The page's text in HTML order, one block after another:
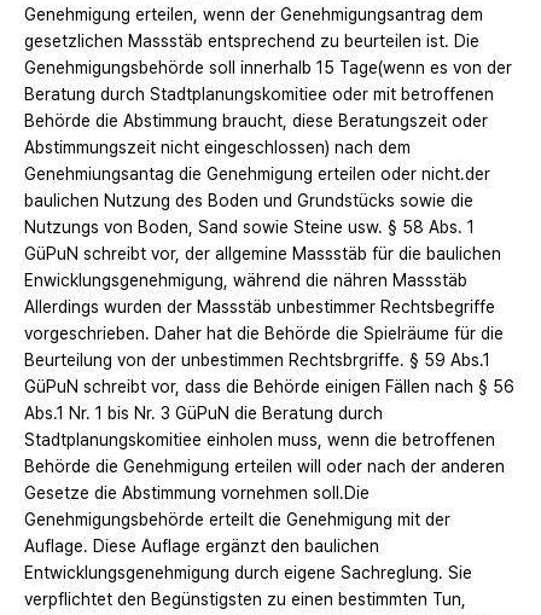
Genehmigung erteilen, wenn der Genehmigungsantrag dem
gesetzlichen Massstäb entsprechend zu beurteilen ist. Die
Genehmigungsbehörde soll innerhalb 15 Tage(wenn es von der
Beratung durch Stadtplanungskomitiee oder mit betroffenen
Behörde die Abstimmung braucht, diese Beratungszeit oder
Abstimmungszeit nicht eingeschlossen) nach dem
Genehmiungsantag die Genehmigung erteilen oder nicht.der
baulichen Nutzung des Boden und Grundstücks sowie die
Nutzungs von Boden, Sand sowie Steine usw. § 58 Abs. 1
GüPuN schreibt vor, der allgemine Massstäb für die baulichen
Enwicklungsgenehmigung, während die nähren Massstäb
Allerdings wurden der Massstäb unbestimmer Rechtsbegriffe
vorgeschrieben. Daher hat die Behörde die Spielräume für die
Beurteilung von der unbestimmen Rechtsbrgriffe. § 59 Abs.1
GüPuN schreibt vor, dass die Behörde einigen Fällen nach § 56
Abs.1 Nr. 1 bis Nr. 3 GüPuN die Beratung durch
Stadtplanungskomitiee einholen muss, wenn die betroffenen
Behörde die Genehmigung erteilen will oder nach der anderen
Gesetze die Abstimmung vornehmen soll.Die
Genehmigungsbehörde erteilt die Genehmigung mit der
Auflage. Diese Auflage ergänzt den baulichen
Entwicklungsgenehmigung durch eigene Sachreglung. Sie
verpflichtet den Begünstigsten zu einen bestimmten Tun,